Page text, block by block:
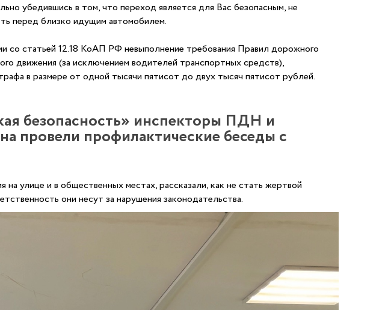
убедившись в том, что переход является для Вас безопасным, не
перед близко идущим автомобилем.
со статьей 12.18 КоАП РФ невыполнение требования Правил дорожного
движения (за исключением водителей транспортных средств),
в размере от одной тысячи пятисот до двух тысяч пятисот рублей.
безопасность» инспекторы ПДН и
провели профилактические беседы с
улице и в общественных местах, рассказали, как не стать жертвой
они несут за нарушения законодательства.